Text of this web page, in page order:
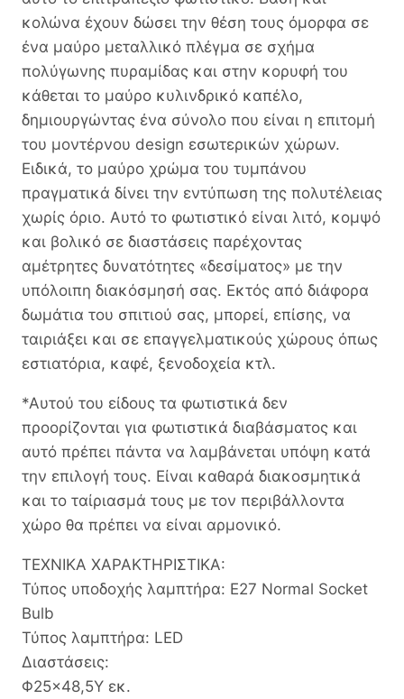
κολώνα έχουν δώσει την θέση τους όμορφα σε
ένα μαύρο μεταλλικό πλέγμα σε σχήμα
πολύγωνης πυραμίδας και στην κορυφή του
κάθεται το μαύρο κυλινδρικό καπέλο,
δημιουργώντας ένα σύνολο που είναι η επιτομή
του μοντέρνου design εσωτερικών χώρων.
Ειδικά, το μαύρο χρώμα του τυμπάνου
πραγματικά δίνει την εντύπωση της πολυτέλειας
χωρίς όριο. Αυτό το φωτιστικό είναι λιτό, κομψό
και βολικό σε διαστάσεις παρέχοντας
αμέτρητες δυνατότητες «δεσίματος» με την
υπόλοιπη διακόσμησή σας. Εκτός από διάφορα
δωμάτια του σπιτιού σας, μπορεί, επίσης, να
ταιριάξει και σε επαγγελματικούς χώρους όπως
εστιατόρια, καφέ, ξενοδοχεία κτλ.
*Αυτού του είδους τα φωτιστικά δεν
προορίζονται για φωτιστικά διαβάσματος και
αυτό πρέπει πάντα να λαμβάνεται υπόψη κατά
την επιλογή τους. Είναι καθαρά διακοσμητικά
και το ταίριασμά τους με τον περιβάλλοντα
χώρο θα πρέπει να είναι αρμονικό.
ΤΕΧΝΙΚΑ ΧΑΡΑΚΤΗΡΙΣΤΙΚΑ:
Τύπος υποδοχής λαμπτήρα: Ε27 Normal Socket
Bulb
Τύπος λαμπτήρα: LED
Διαστάσεις:
Φ25×48,5Υ εκ.